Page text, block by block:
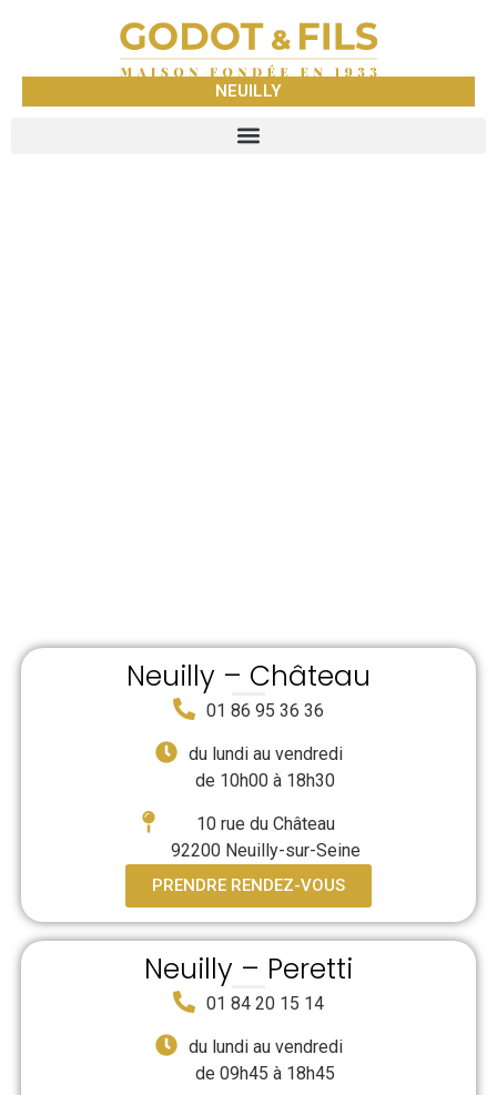
NEUILLY
Neuilly – Château
01 86 95 36 36
du lundi au vendredi
de 10h00 à 18h30
10 rue du Château
92200 Neuilly-sur-Seine
PRENDRE RENDEZ-VOUS
Neuilly – Peretti
01 84 20 15 14
du lundi au vendredi
de 09h45 à 18h45